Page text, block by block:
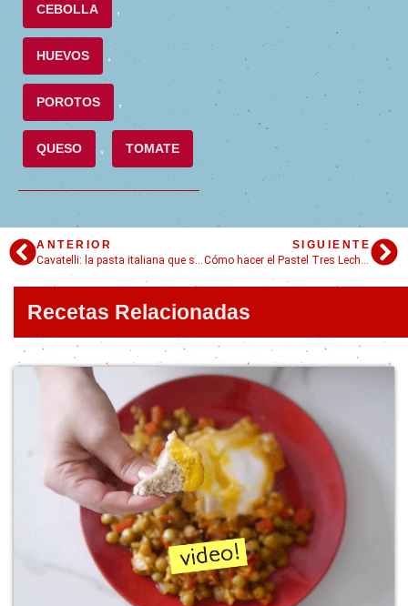
CEBOLLA ,
HUEVOS ,
POROTOS ,
QUESO , TOMATE
ANTERIOR
Cavatelli: la pasta italiana que se hace con las manos y se come con ganas
SIGUIENTE
Cómo hacer el Pastel Tres Leches: Todos los trucos para que salga perfecto
Recetas Relacionadas